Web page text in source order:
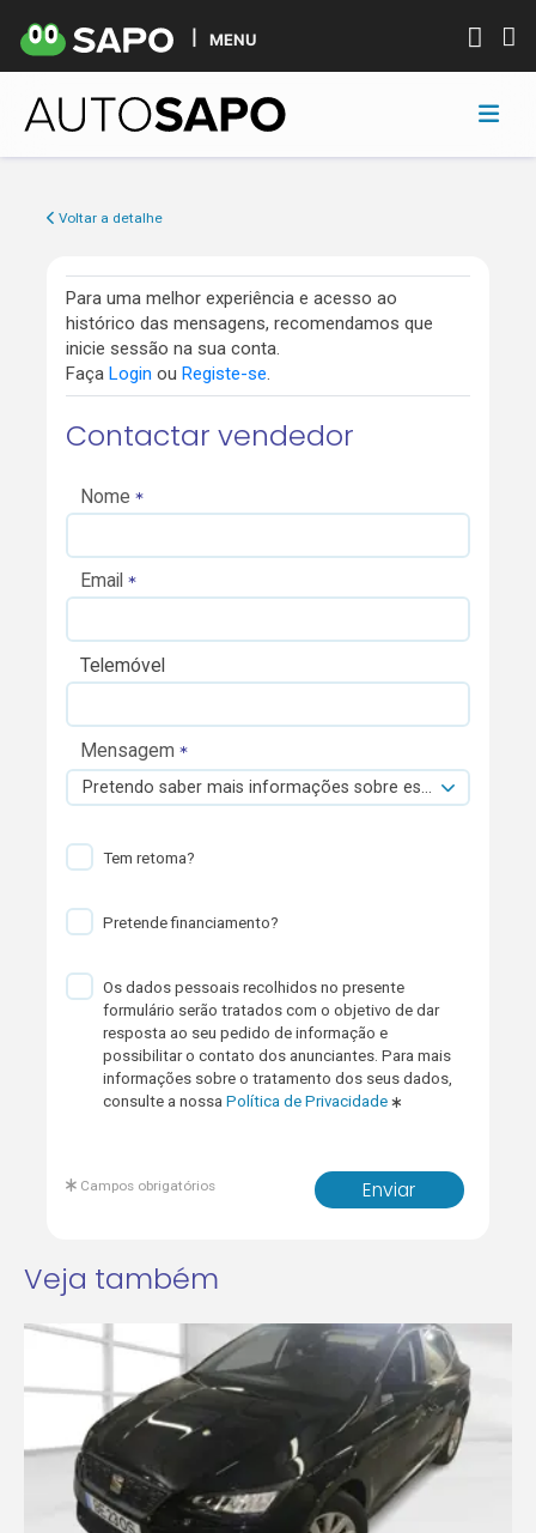
MENU
Voltar a detalhe
Para uma melhor experiência e acesso ao
histórico das mensagens, recomendamos que
inicie sessão na sua conta.
Faça Login ou Registe-se.
Contactar vendedor
Nome
Email
Telemóvel
Mensagem
Pretendo saber mais informações sobre esta viatura.
Tem retoma?
Pretende financiamento?
Os dados pessoais recolhidos no presente
formulário serão tratados com o objetivo de dar
resposta ao seu pedido de informação e
possibilitar o contato dos anunciantes. Para mais
informações sobre o tratamento dos seus dados,
consulte a nossaPolítica de Privacidade
Enviar
Campos obrigatórios
Veja também